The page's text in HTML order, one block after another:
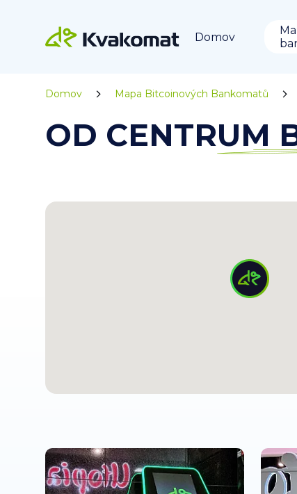
Domov
Domov Mapa Bitcoinových Bankomatů
OD